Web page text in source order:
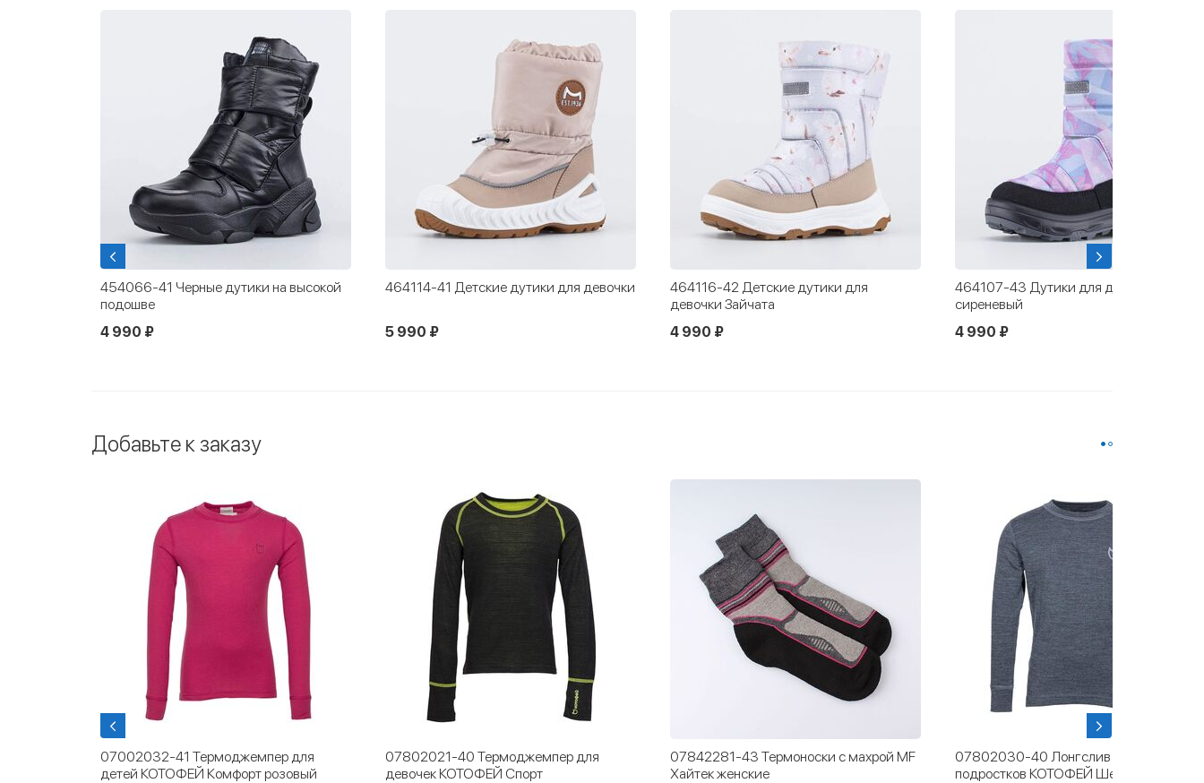
454066-41 Черные дутики на высокой
подошве
4 990 ₽
464114-41 Детские дутики для девочки
5 990 ₽
464116-42 Детские дутики для
девочки Зайчата
4 990 ₽
464107-43 Дутики для девочки
сиреневый
4 990 ₽
Добавьте к заказу
07002032-41 Термоджемпер для
детей КОТОФЕЙ Комфорт розовый
07802021-40 Термоджемпер для
девочек КОТОФЕЙ Спорт
07842281-43 Термоноски с махрой MF
Хайтек женские
07802030-40 Лонгслив для детей и
подростков КОТОФЕЙ Шерсть серо-